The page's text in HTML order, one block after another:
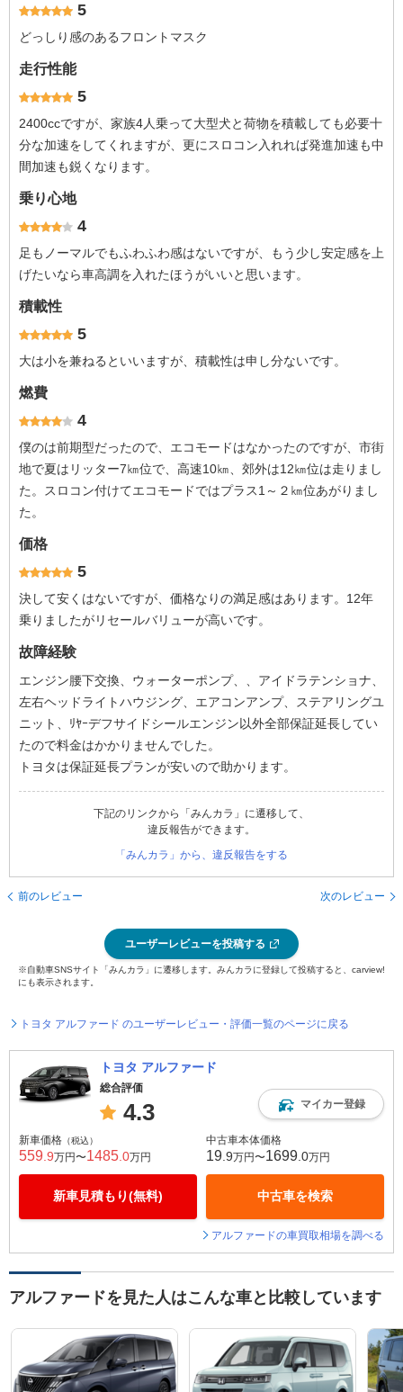
5
どっしり感のあるフロントマスク
走行性能
5
2400ccですが、家族4人乗って大型犬と荷物を積載しても必要十
分な加速をしてくれますが、更にスロコン入れれば発進加速も中
間加速も鋭くなります。
乗り心地
4
足もノーマルでもふわふわ感はないですが、もう少し安定感を上
げたいなら車高調を入れたほうがいいと思います。
積載性
5
大は小を兼ねるといいますが、積載性は申し分ないです。
燃費
4
僕のは前期型だったので、エコモードはなかったのですが、市街
地で夏はリッター7㎞位で、高速10㎞、郊外は12㎞位は走りまし
た。スロコン付けてエコモードではプラス1～２㎞位あがりまし
た。
価格
5
決して安くはないですが、価格なりの満足感はあります。12年
乗りましたがリセールバリューが高いです。
故障経験
エンジン腰下交換、ウォーターポンプ、、アイドラテンショナ、
左右ヘッドライトハウジング、エアコンアンプ、ステアリングユ
ニット、ﾘﾔｰデフサイドシールエンジン以外全部保証延長してい
たので料金はかかりませんでした。
トヨタは保証延長プランが安いので助かります。
下記のリンクから「みんカラ」に遷移して、
違反報告ができます。
「みんカラ」から、違反報告をする
前のレビュー 次のレビュー
ユーザーレビューを投稿する
※自動車SNSサイト「みんカラ」に遷移します。みんカラに登録して投稿すると、carview!
にも表示されます。
トヨタ アルファード のユーザーレビュー・評価一覧のページに戻る
トヨタ アルファード
総合評価
4.3 マイカー登録
新車価格 （税込）
559 .9万円〜1485 .0万円
新車見積もり(無料)
中古車本体価格
19 .9万円〜1699 .0万円
中古車を検索
アルファードの車買取相場を調べる
アルファードを見た人はこんな車と比較しています